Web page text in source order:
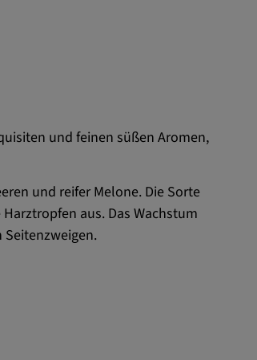
und feinen süßen Aromen,
und reifer Melone. Die Sorte
aus. Das Wachstum